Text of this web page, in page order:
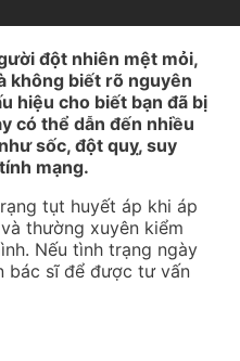
đột nhiên mệt mỏi,
không biết rõ nguyên
hiệu cho biết bạn đã bị
có thể dẫn đến nhiều
sốc, đột quỵ, suy
mạng.
tụt huyết áp khi áp
thường xuyên kiểm
Nếu tình trạng ngày
bác sĩ để được tư vấn